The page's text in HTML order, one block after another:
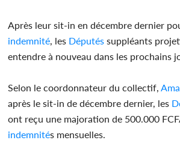
Après leur sit-in en décembre dernier
indemnité , les Députés suppléants
entendre à nouveau dans les prochains
Selon le coordonnateur du collectif,
après le sit-in de décembre dernier, les
ont reçu une majoration de 500.000
indemnités mensuelles.